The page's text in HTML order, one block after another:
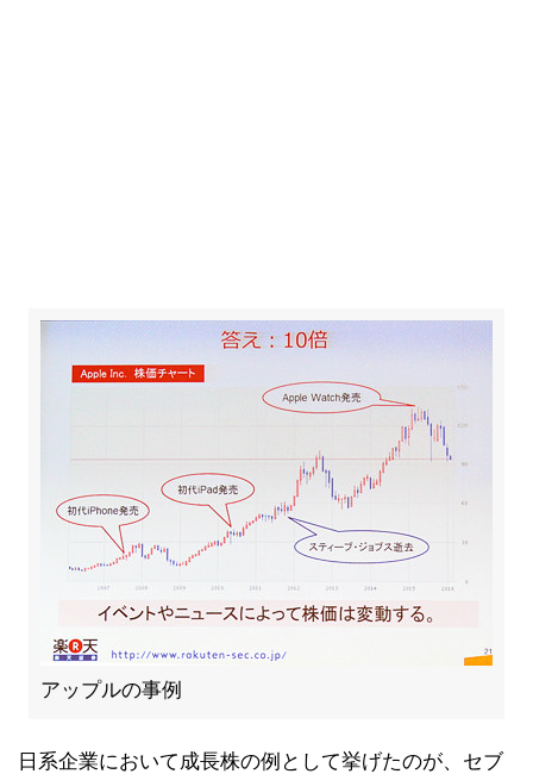
アップルの事例
日系企業において成長株の例として挙げたのが、セブ